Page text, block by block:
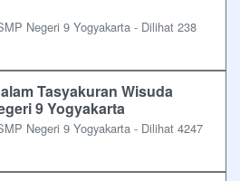
Negeri 9 Yogyakarta - Dilihat 238
Tasyakuran Wisuda
9 Yogyakarta
Negeri 9 Yogyakarta - Dilihat 4247